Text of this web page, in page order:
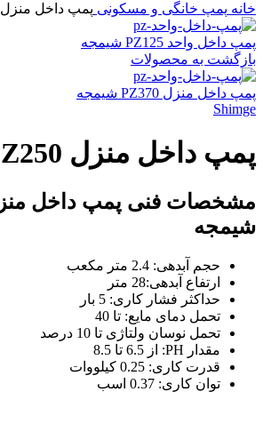
خانه پمپ خانگی و مسکونی پمپ داخل منزل PZ250 شیمجه
پمپ داخل واحد PZ125 شیمجه
بازگشت به محصولات
پمپ داخل منزل PZ370 شیمجه
Shimge
پمپ داخل منزل PZ250 شیمجه
شیمجه
حجم آبدهی: 2.4 متر مکعب
ارتفاع آبدهی:28 متر
حداکثر فشار کاری: 5 بار
تحمل دمای مایع: تا 40
تحمل نوسان ولتاژی تا 10 درصد
مقدار PH: از 6.5 تا 8.5
قدرت کاری: 0.25 کیلووات
توان کاری: 0.37 اسب